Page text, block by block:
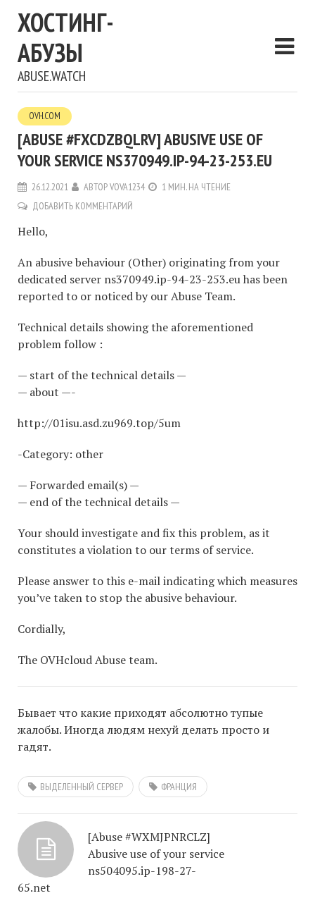
ХОСТИНГ-
АБУЗЫ
ABUSE.WATCH
OVH.COM
[ABUSE #FXCDZBQLRV] ABUSIVE USE OF
YOUR SERVICE NS370949.IP-94-23-253.EU
26.12.2021 АВТОРVOVA1234
1 МИН. НА ЧТЕНИЕ
ДОБАВИТЬ КОММЕНТАРИЙ
Hello,
An abusive behaviour (Other) originating from your
dedicated server ns370949.ip-94-23-253.eu has been
reported to or noticed by our Abuse Team.
Technical details showing the aforementioned
problem follow :
— start of the technical details —
— about —-
http://01isu.asd.zu969.top/5um
-Category: other
— Forwarded email(s) —
— end of the technical details —
Your should investigate and fix this problem, as it
constitutes a violation to our terms of service.
Please answer to this e-mail indicating which measures
you’ve taken to stop the abusive behaviour.
Cordially,
The OVHcloud Abuse team.
Бывает что какие приходят абсолютно тупые
жалобы. Иногда людям нехуй делать просто и
гадят.
ВЫДЕЛЕННЫЙ СЕРВЕР ФРАНЦИЯ
[Abuse #WXMJPNRCLZ]
Abusive use of your service
ns504095.ip-198-27-
65.net